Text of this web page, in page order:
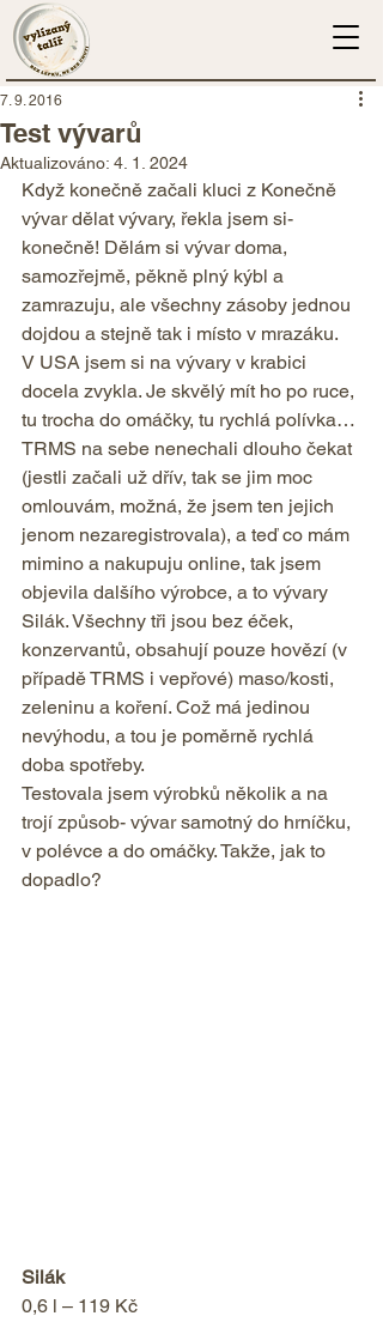
Test vývarů
7. 9. 2016
Aktualizováno: 4. 1. 2024
Když konečně začali kluci z Konečně
vývar dělat vývary, řekla jsem si-
konečně! Dělám si vývar doma,
samozřejmě, pěkně plný kýbl a
zamrazuju, ale všechny zásoby jednou
dojdou a stejně tak i místo v mrazáku.
V USA jsem si na vývary v krabici
docela zvykla. Je skvělý mít ho po ruce,
tu trocha do omáčky, tu rychlá polívka…
TRMS na sebe nenechali dlouho čekat
(jestli začali už dřív, tak se jim moc
omlouvám, možná, že jsem ten jejich
jenom nezaregistrovala), a teď co mám
mimino a nakupuju online, tak jsem
objevila dalšího výrobce, a to vývary
Silák. Všechny tři jsou bez éček,
konzervantů, obsahují pouze hovězí (v
případě TRMS i vepřové) maso/kosti,
zeleninu a koření. Což má jedinou
nevýhodu, a tou je poměrně rychlá
doba spotřeby.
Testovala jsem výrobků několik a na
trojí způsob- vývar samotný do hrníčku,
v polévce a do omáčky. Takže, jak to
dopadlo?
Silák
0,6 l – 119 Kč